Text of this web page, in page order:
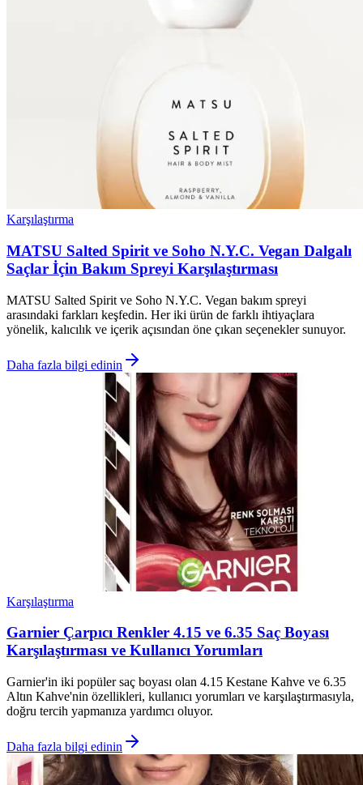
Karşılaştırma
MATSU Salted Spirit ve Soho N.Y.C. Vegan Dalgalı
Saçlar İçin Bakım Spreyi Karşılaştırması
MATSU Salted Spirit ve Soho N.Y.C. Vegan bakım spreyi
arasındaki farkları keşfedin. Her iki ürün de farklı ihtiyaçlara
yönelik, kalıcılık ve içerik açısından öne çıkan seçenekler sunuyor.
Daha fazla bilgi edinin
Karşılaştırma
Garnier Çarpıcı Renkler 4.15 ve 6.35 Saç Boyası
Karşılaştırması ve Kullanıcı Yorumları
Garnier'in iki popüler saç boyası olan 4.15 Kestane Kahve ve 6.35
Altın Kahve'nin özellikleri, kullanıcı yorumları ve karşılaştırmasıyla,
doğru tercih yapmanıza yardımcı oluyor.
Daha fazla bilgi edinin